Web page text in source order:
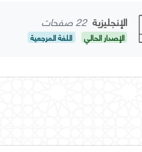
الإنجليزية 22 صفحات
الإصدار الحالي اللغة المرجعية